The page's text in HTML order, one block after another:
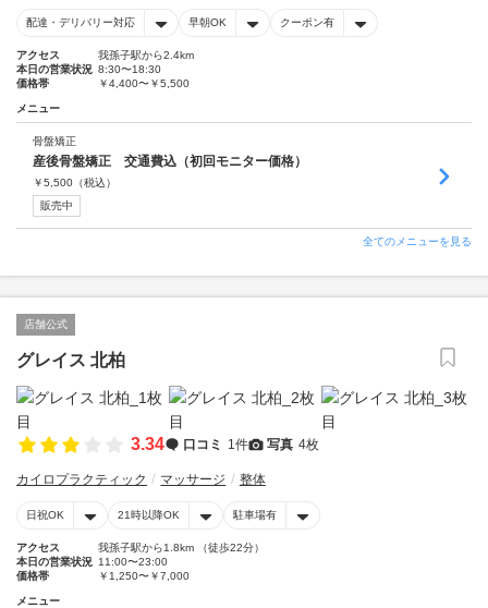
配達・デリバリー対応 早朝OK クーポン有
アクセス
我孫子駅から2.4km
本日の営業状況 8:30〜18:30
価格帯
￥4,400〜￥5,500
メニュー
骨盤矯正
産後骨盤矯正 交通費込（初回モニター価格）
￥5,500 （税込）
販売中
全てのメニューを見る
店舗公式
グレイス 北柏
3.34 口コミ 1件 写真 4枚
カイロプラクティック マッサージ 整体
日祝OK 21時以降OK 駐車場有
アクセス
我孫子駅から1.8km （徒歩22分）
本日の営業状況 11:00〜23:00
価格帯
￥1,250〜￥7,000
メニュー